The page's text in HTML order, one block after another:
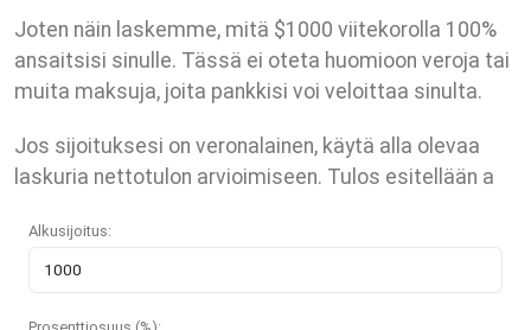
Joten näin laskemme, mitä $1000 viitekorolla 100%
ansaitsisi sinulle. Tässä ei oteta huomioon veroja tai
muita maksuja, joita pankkisi voi veloittaa sinulta.
Jos sijoituksesi on veronalainen, käytä alla olevaa
laskuria nettotulon arvioimiseen. Tulos esitellään a
Alkusijoitus: